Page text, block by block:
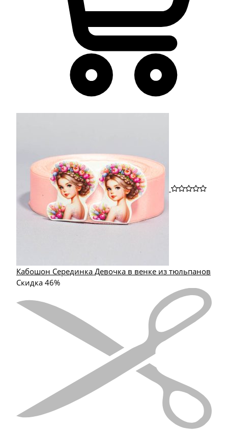
Кабошон Серединка Девочка в венке из тюльпанов
Скидка 46%